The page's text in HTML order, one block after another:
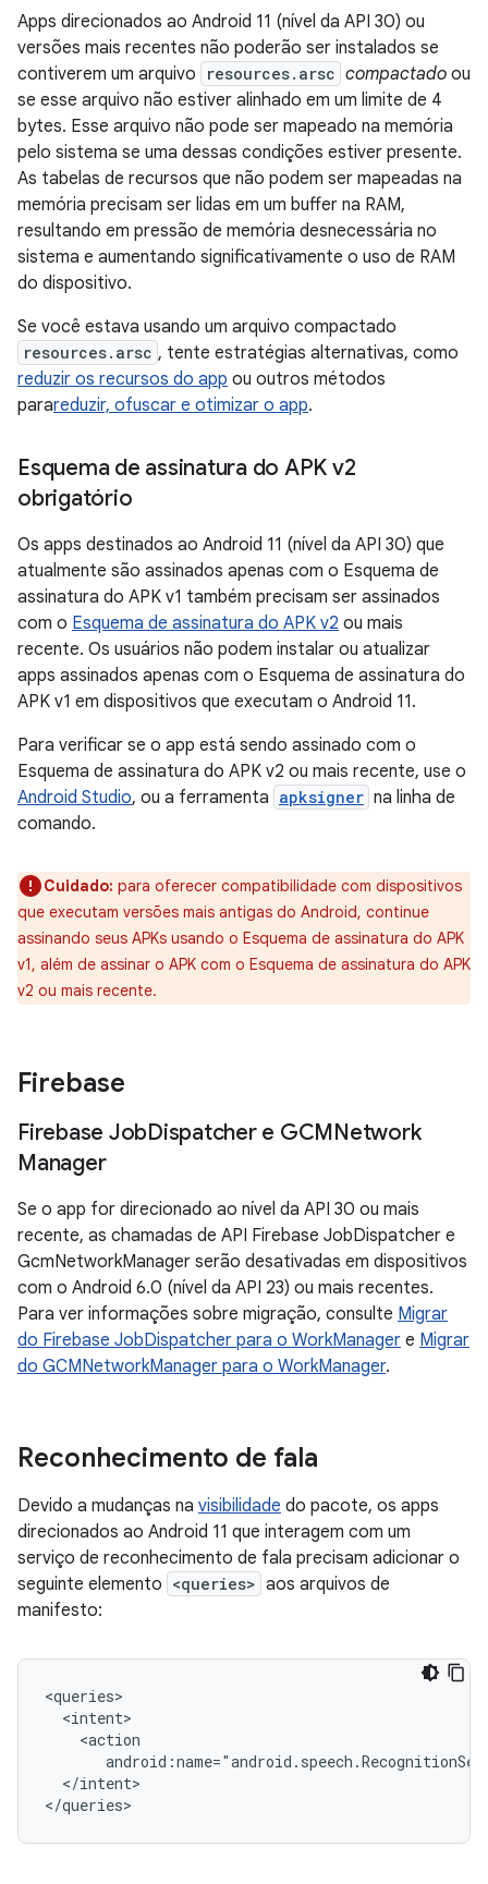
Apps direcionados ao Android 11 (nível da API 30) ou
versões mais recentes não poderão ser instalados se
contiverem um arquivo
resources.arsc compactado ou
se esse arquivo não estiver alinhado em um limite de 4
bytes. Esse arquivo não pode ser mapeado na memória
pelo sistema se uma dessas condições estiver presente.
As tabelas de recursos que não podem ser mapeadas na
memória precisam ser lidas em um buffer na RAM,
resultando em pressão de memória desnecessária no
sistema e aumentando significativamente o uso de RAM
do dispositivo.
Se você estava usando um arquivo compactado
resources.arsc , tente estratégias alternativas, como
reduzir os recursos do app ou outros métodos
parareduzir, ofuscar e otimizar o app.
Esquema de assinatura do APK v2
obrigatório
Os apps destinados ao Android 11 (nível da API 30) que
atualmente são assinados apenas com o Esquema de
assinatura do APK v1 também precisam ser assinados
com o Esquema de assinatura do APK v2 ou mais
recente. Os usuários não podem instalar ou atualizar
apps assinados apenas com o Esquema de assinatura do
APK v1 em dispositivos que executam o Android 11.
Para verificar se o app está sendo assinado com o
Esquema de assinatura do APK v2 ou mais recente, use o
Android Studio, ou a ferramenta apksigner na linha de
comando.
Cuidado: para oferecer compatibilidade com dispositivos
que executam versões mais antigas do Android, continue
assinando seus APKs usando o Esquema de assinatura do APK
v1, além de assinar o APK com o Esquema de assinatura do APK
v2 ou mais recente.
Firebase
Firebase JobDispatcher e GCMNetwork
Manager
Se o app for direcionado ao nível da API 30 ou mais
recente, as chamadas de API Firebase JobDispatcher e
GcmNetworkManager serão desativadas em dispositivos
com o Android 6.0 (nível da API 23) ou mais recentes.
Para ver informações sobre migração, consulte Migrar
do Firebase JobDispatcher para o WorkManager e Migrar
do GCMNetworkManager para o WorkManager.
Reconhecimento de fala
Devido a mudanças na visibilidade do pacote, os apps
direcionados ao Android 11 que interagem com um
serviço de reconhecimento de fala precisam adicionar o
seguinte elemento <queries> aos arquivos de
manifesto:
</intent>
</queries>